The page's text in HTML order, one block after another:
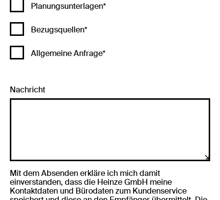
Planungsunterlagen*
Bezugsquellen*
Allgemeine Anfrage*
Nachricht
Mit dem Absenden erkläre ich mich damit
einverstanden, dass die Heinze GmbH meine
Kontaktdaten und Bürodaten zum Kundenservice